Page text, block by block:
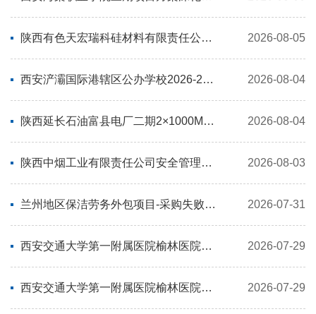
陕西有色天宏瑞科硅材料有限责任公司碳化硅陶瓷工件采购-终止公告 2026-08-05
西安浐灞国际港辖区公办学校2026-2027学年校外配餐采购-变更公告 2026-08-04
陕西延长石油富县电厂二期2×1000MW工程设备、安全标识牌制作安装工程-终止公告 2026-08-04
陕西中烟工业有限责任公司安全管理信息系统运维项目（2026-2027）-招标失败公告 2026-08-03
兰州地区保洁劳务外包项目-采购失败公告 2026-07-31
西安交通大学第一附属医院榆林医院耗材采购项目-体外诊断试剂类-胶体金免疫层析法试剂-终止公告 2026-07-29
西安交通大学第一附属医院榆林医院耗材采购项目-体外诊断试剂类-基质辅助激光解吸/电离飞行时间质谱试剂-终止公告 2026-07-29